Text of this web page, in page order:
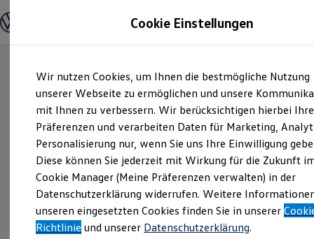
Hauptinhalt
springen
Footer
springen
Modelle und Konfigurator
Modelle vergleichen
Elektroautos
ENERGY Sondermodelle
Nutzfahrzeuge
SUV und CUV
Familienautos
Kombis
Kompaktwagen
Sportwagen
Schnell verfügbare Fahrzeuge
Angebote und Produkte
Aktuelle Angebote
E-Auto-Förderung
Volkswagen Marktplatz
Cookie Einstellungen
Wir nutzen Cookies, um Ihnen die bestmögliche Nutzung
unserer Webseite zu ermöglichen und unsere
mit Ihnen zu verbessern. Wir berücksichtigen hierbei Ihre
Präferenzen und verarbeiten Daten für Marketing,
Personalisierung nur, wenn Sie uns Ihre Einwilligung
Diese können Sie jederzeit mit Wirkung für die Zukunft
Cookie Manager (Meine Präferenzen verwalten) in der
Datenschutzerklärung widerrufen. Weitere
unseren eingesetzten Cookies finden Sie in unserer
Richtlinie und unserer Datenschutzerklärung.